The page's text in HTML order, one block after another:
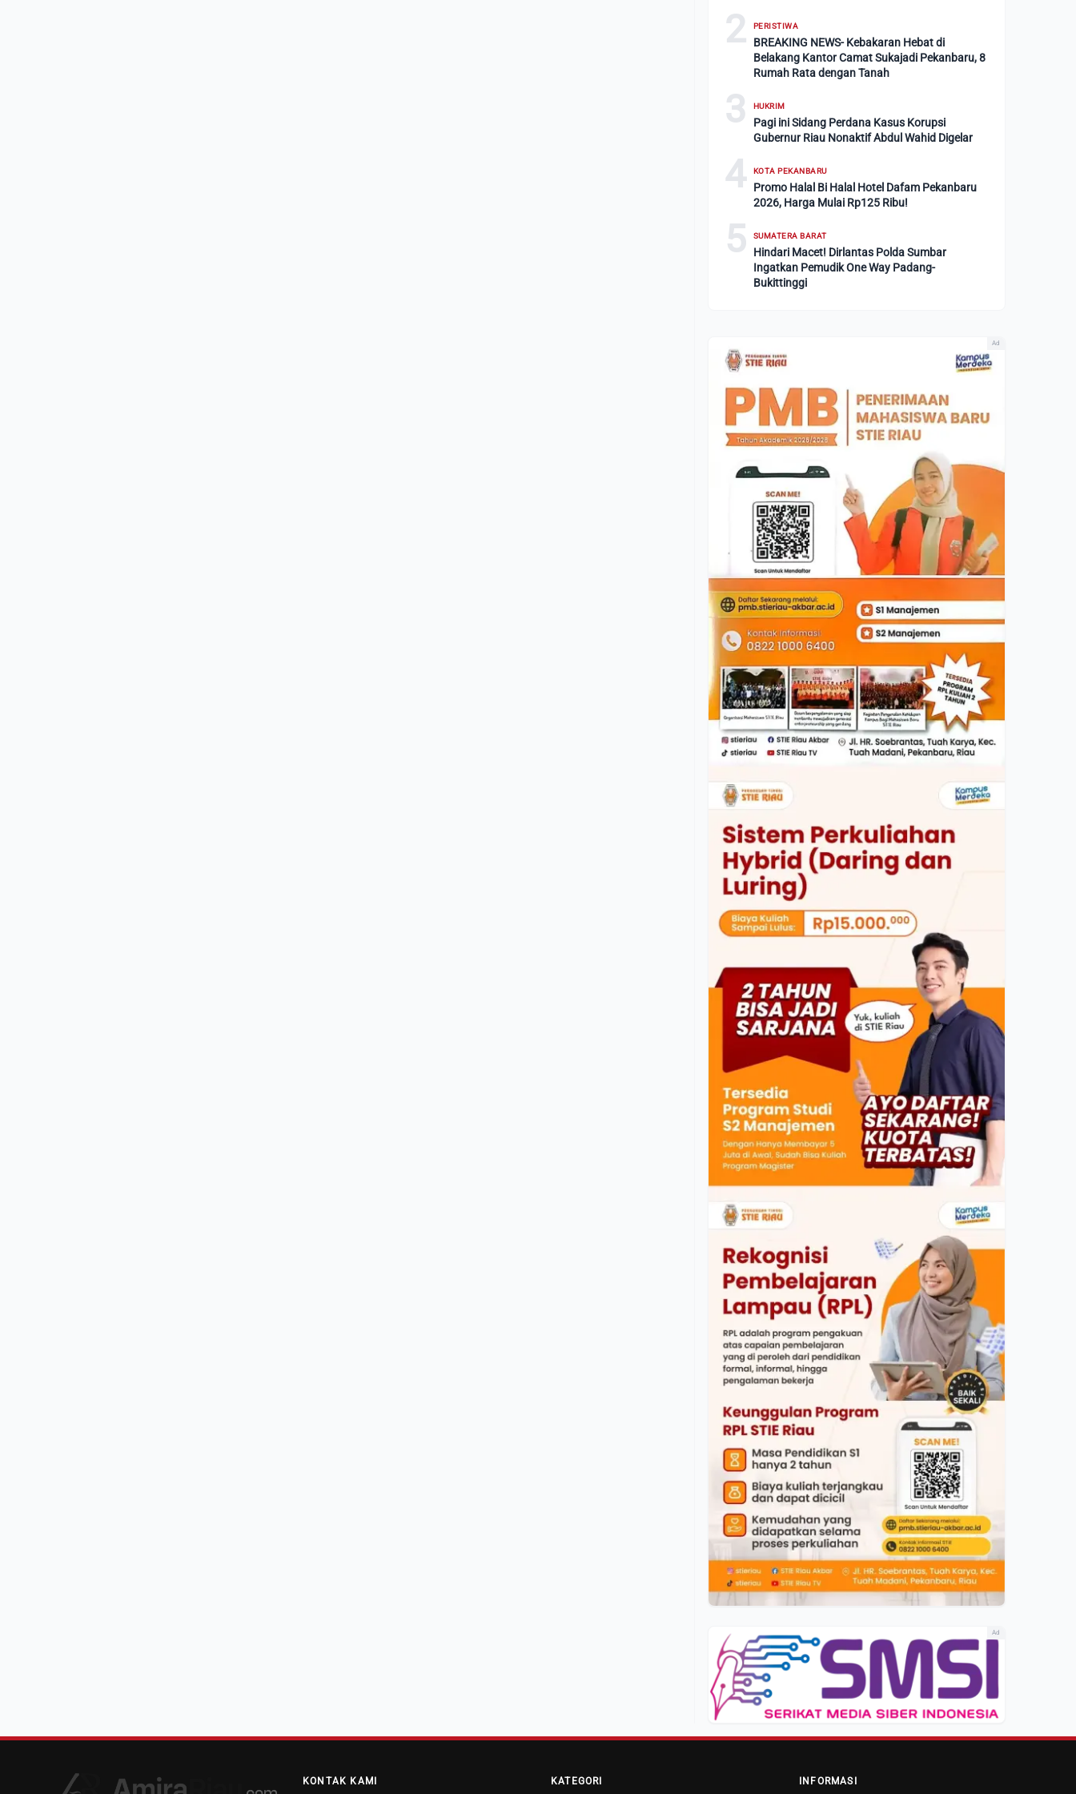
2 PERISTIWA
BREAKING NEWS- Kebakaran Hebat di
Belakang Kantor Camat Sukajadi Pekanbaru, 8
Rumah Rata dengan Tanah
3 HUKRIM
Pagi ini Sidang Perdana Kasus Korupsi
Gubernur Riau Nonaktif Abdul Wahid Digelar
4 KOTA PEKANBARU
Promo Halal Bi Halal Hotel Dafam Pekanbaru
2026, Harga Mulai Rp125 Ribu!
5 SUMATERA BARAT
Hindari Macet! Dirlantas Polda Sumbar
Ingatkan Pemudik One Way Padang-
Bukittinggi
Ad
Ad
KONTAK KAMI KATEGORI INFORMASI